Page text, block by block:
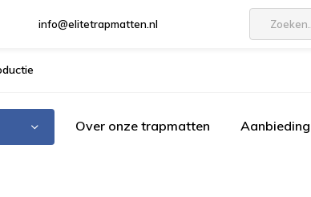
info@elitetrapmatten.nl
Over onze trapmatten